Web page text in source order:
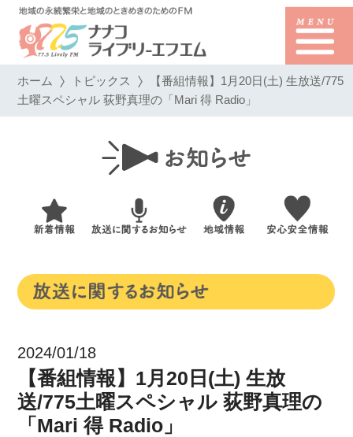
ホーム トピックス 【番組情報】1月20日(土) 生放送/775
土曜スペシャル 荻野真理の「Mari 得 Radio」
2024/01/18
【番組情報】1月20日(土) 生放
送/775土曜スペシャル 荻野真理の
「Mari 得 Radio」